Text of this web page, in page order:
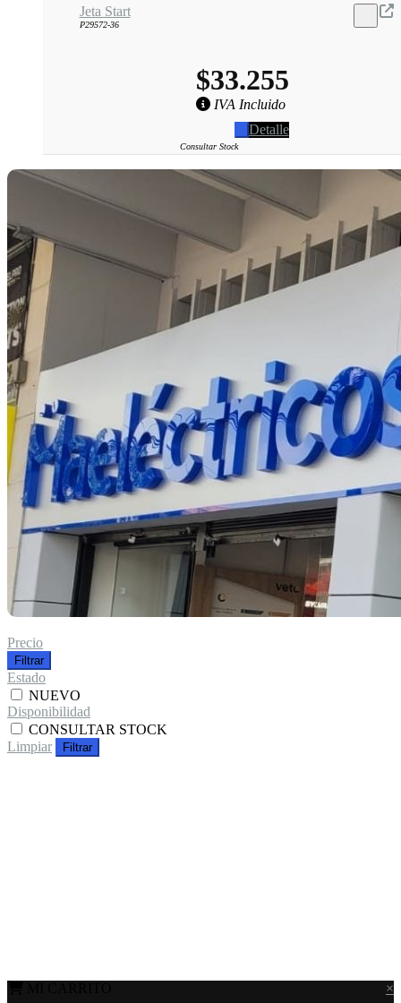
Jeta Start
P29572-36
$33.255
IVA Incluido
Detalle
Consultar Stock
Precio
Filtrar
Estado
NUEVO
Disponibilidad
CONSULTAR STOCK
Limpiar
Filtrar
×